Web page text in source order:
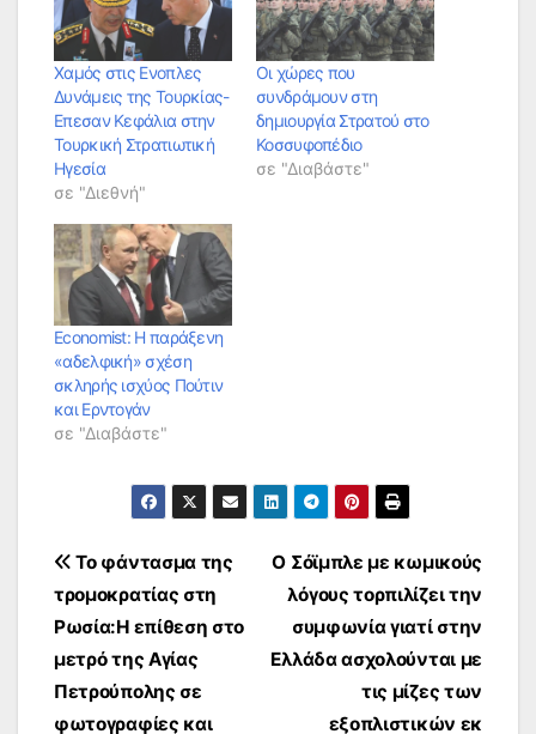
Χαμός στις Ενοπλες
Δυνάμεις της Τουρκίας-
Επεσαν Κεφάλια στην
Τουρκική Στρατιωτική
Ηγεσία
σε "Διεθνή"
Οι χώρες που
συνδράμουν στη
δημιουργία Στρατού στο
Κοσσυφοπέδιο
σε "Διαβάστε"
Economist: Η παράξενη
«αδελφική» σχέση
σκληρής ισχύος Πούτιν
και Ερντογάν
σε "Διαβάστε"
Πλοήγηση
άρθρων
Ο Σόϊμπλε με κωμικούς
λόγους τορπιλίζει την
συμφωνία γιατί στην
Ελλάδα ασχολούνται με
τις μίζες των
εξοπλιστικών εκ
Το φάντασμα της
τρομοκρατίας στη
Ρωσία:Η επίθεση στο
μετρό της Αγίας
Πετρούπολης σε
φωτογραφίες και